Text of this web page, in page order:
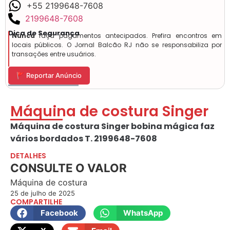
+55 2199648-7608
2199648-7608
Dica de Segurança
Nuncafaça pagamentos antecipados. Prefira encontros em
locais públicos. O Jornal Balcão RJ não se responsabiliza por
transações entre usuários.
🚩 Reportar Anúncio
Máquina de costura Singer
Máquina de costura Singer bobina mágica faz
vários bordados T. 2199648-7608
DETALHES
CONSULTE O VALOR
Máquina de costura
25 de julho de 2025
COMPARTILHE
Facebook
WhatsApp